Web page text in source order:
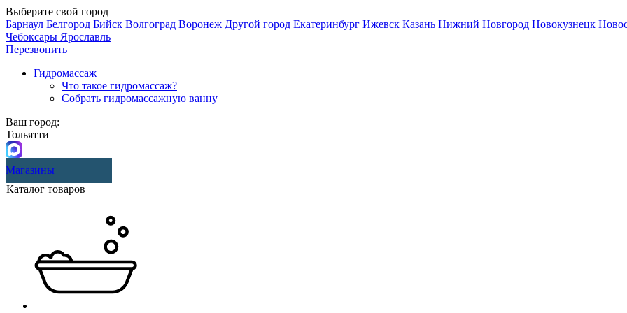
Выберите свой город
Барнаул Белгород Бийск Волгоград Воронеж Другой город Екатеринбург Ижевск Казань Нижний Новгород Новокузнецк
Чебоксары Ярославль
Перезвонить
Гидромассаж
Что такое гидромассаж?
Собрать гидромассажную ванну
Ваш город:
Тольятти
Магазины
Каталог товаров